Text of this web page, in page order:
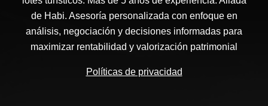
de Habi. Asesoría personalizada con enfoque en
análisis, negociación y decisiones informadas para
maximizar rentabilidad y valorización patrimonial
Políticas de privacidad